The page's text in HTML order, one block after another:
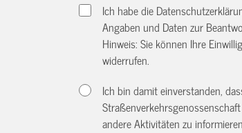
Ich habe die
Angaben und Daten zur
Hinweis: Sie können Ihre
widerrufen.
Ich bin damit einverstanden,
andere Aktivitäten zu